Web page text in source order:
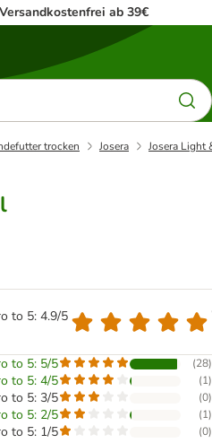
Versandkostenfrei ab 39€
trocken Josera Josera Light
to 5: 4.9/5
to 5: 5/5 (28)
to 5: 4/5 (1)
to 5: 3/5 (0)
to 5: 2/5 (1)
to 5: 1/5 (0)